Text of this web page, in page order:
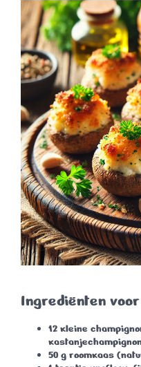
Ingrediënten
12 kleine
50 g roomkaas